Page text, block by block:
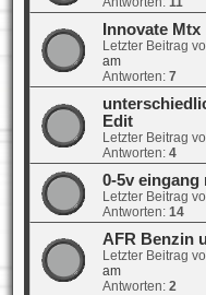
Innovate Mtx
Letzter Beitrag
am
Antworten: 7
Edit
Letzter Beitrag
Antworten: 4
0-5v eingang
Letzter Beitrag
Antworten: 14
AFR Benzin
Letzter Beitrag
am
Antworten: 2